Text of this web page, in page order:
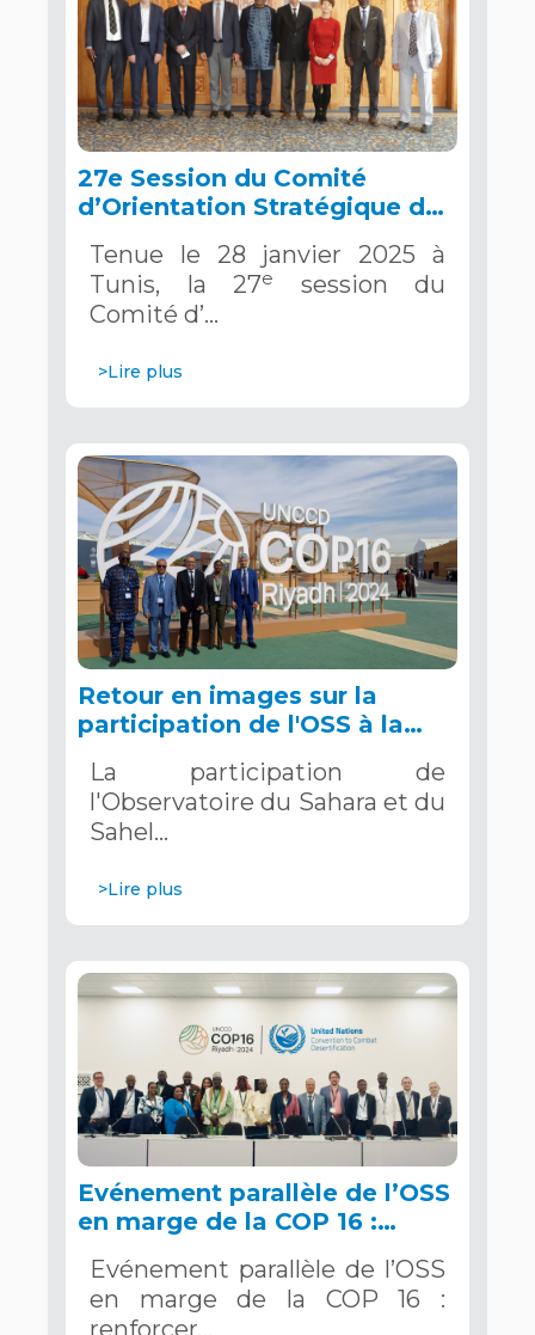
27e Session du Comité
d’Orientation Stratégique de
Tenue le 28 janvier 2025 à
Tunis, la 27e
session du
Comité d’…
>Lire plus
Retour en images sur la
participation de l'OSS à la
2024 à Riyad, en Arabie
Saoudite
La participation de
l'Observatoire du Sahara et du
Sahel…
>Lire plus
Evénement parallèle de l’OSS
en marge de la COP 16 :
Sahel grâce aux Systèmes
d’Alerte Précoce Multirisques.
Evénement parallèle de l’OSS
en marge de la COP 16 :
renforcer…